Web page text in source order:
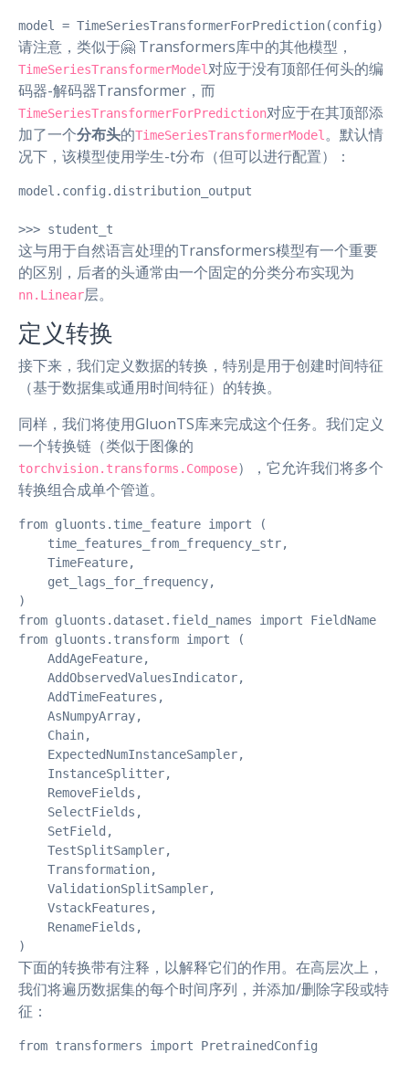
model = TimeSeriesTransformerForPrediction(config)
请注意，类似于🤗 Transformers库中的其他模型，
TimeSeriesTransformerModel对应于没有顶部任何头的编
码器-解码器Transformer，而
TimeSeriesTransformerForPrediction对应于在其顶部添
加了一个分布头的TimeSeriesTransformerModel 。默认情
况下，该模型使用学生-t分布（但可以进行配置）：
model.config.distribution_output
>>> student_t
这与用于自然语言处理的Transformers模型有一个重要
的区别，后者的头通常由一个固定的分类分布实现为
nn.Linear层。
定义转换
接下来，我们定义数据的转换，特别是用于创建时间特征
（基于数据集或通用时间特征）的转换。
同样，我们将使用GluonTS库来完成这个任务。我们定义
一个转换链（类似于图像的
torchvision.transforms.Compose），它允许我们将多个
转换组合成单个管道。
from gluonts.time_feature import (
    time_features_from_frequency_str,
    TimeFeature,
    get_lags_for_frequency,
)
from gluonts.dataset.field_names import FieldName
from gluonts.transform import (
    AddAgeFeature,
    AddObservedValuesIndicator,
    AddTimeFeatures,
    AsNumpyArray,
    Chain,
    ExpectedNumInstanceSampler,
    InstanceSplitter,
    RemoveFields,
    SelectFields,
    SetField,
    TestSplitSampler,
    Transformation,
    ValidationSplitSampler,
    VstackFeatures,
    RenameFields,
)
下面的转换带有注释，以解释它们的作用。在高层次上，
我们将遍历数据集的每个时间序列，并添加/删除字段或特
征：
from transformers import PretrainedConfig